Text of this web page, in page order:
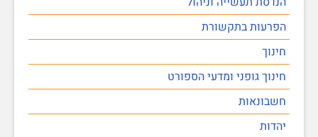
הפרעות בתקשורת
חינוך
חינוך גופני ומדעי הספורט
חשבונאות
יהדות